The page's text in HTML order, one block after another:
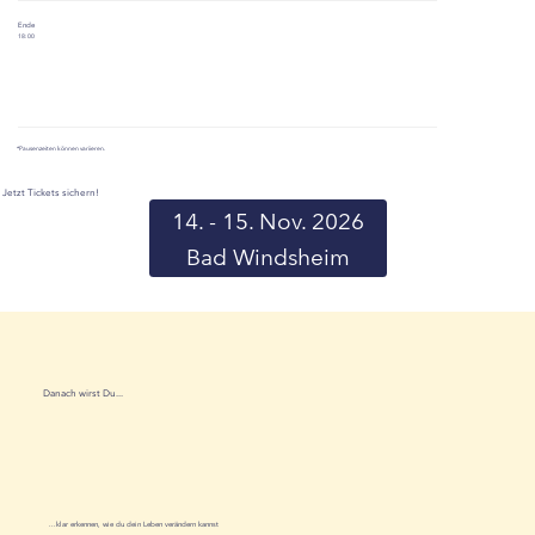
Ende
18:00
*Pausenzeiten können variieren.
Jetzt Tickets sichern!
14. - 15. Nov. 2026
Bad Windsheim
Danach wirst Du...
...klar erkennen, wie du dein Leben verändern kannst